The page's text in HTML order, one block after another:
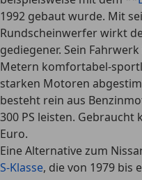
1992 gebaut wurde. Mit
Rundscheinwerfer wirkt
gediegener. Sein
Metern komfortabel-
starken Motoren
besteht rein aus
300 PS leisten. Gebraucht
Euro.
Eine Alternative zum
S-Klasse, die von 1979 bis